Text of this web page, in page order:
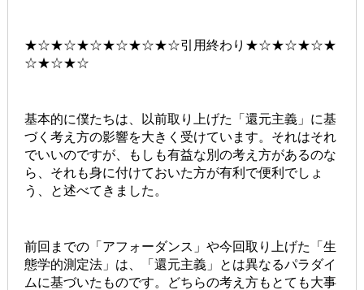
★☆★☆★☆★☆★☆★☆引用終わり★☆★☆★☆★
☆★☆★☆
基本的に僕たちは、以前取り上げた「還元主義」に基
づく考え方の影響を大きく受けています。それはそれ
でいいのですが、もしも有益な別の考え方があるのな
ら、それも身に付けておいた方が有利で便利でしょ
う、と述べてきました。
前回までの「アフォーダンス」や今回取り上げた「生
態学的測定法」は、「還元主義」とは異なるパラダイ
ムに基づいたものです。どちらの考え方もとても大事